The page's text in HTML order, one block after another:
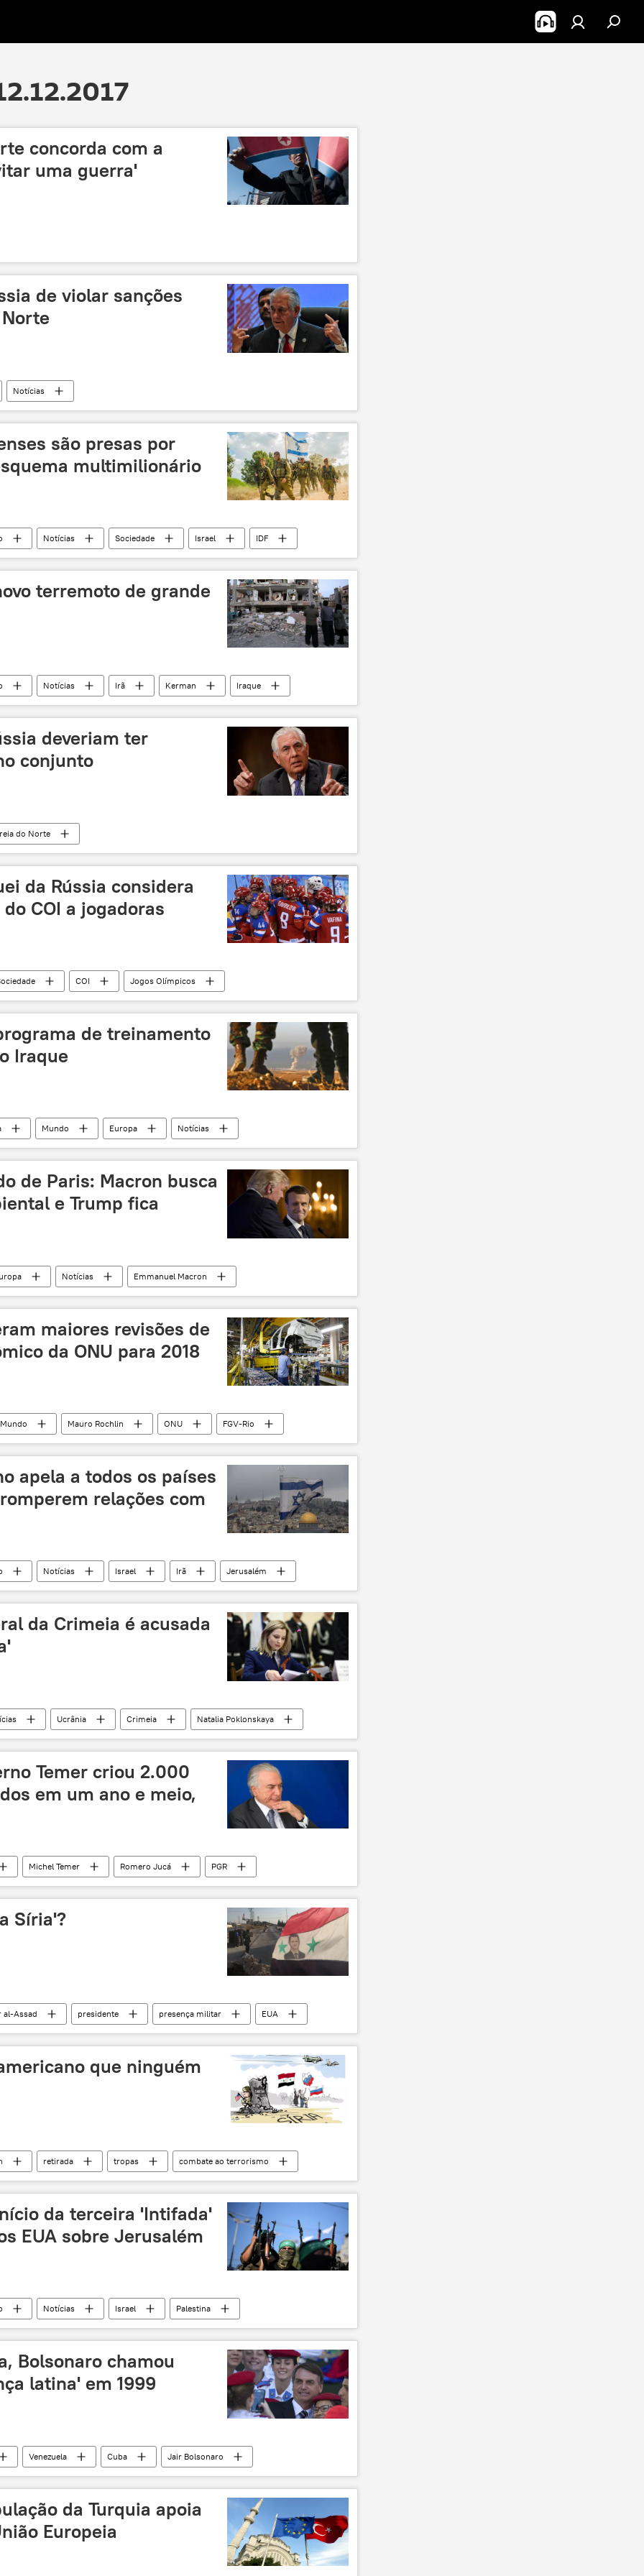
concorda com a
uma guerra'
de violar sanções
Notícias
são presas por
multimilionário
Notícias Sociedade Israel
IDF
desvio esquema
terremoto de grande
Notícias Irã Kerman
Iraque
USGS terremoto abalo sísmico
deveriam ter
conjunto
do Norte
(RPDC)
Rex Tillerson EUA Rússia
da Rússia considera
COI a jogadoras
COI
Jogos Olímpicos
doping esportes Rússia
de treinamento
Iraque
Mundo Europa
Notícias
de Paris: Macron busca
e Trump fica
Notícias
Emmanuel Macron
Enrique Peña Nieto
Barack Obama
EUA
maiores revisões de
da ONU para 2018
Mundo Mauro Rochlin ONU
FGV-Rio
Ministério da Fazenda Conab
economia mundial
apela a todos os países
relações com
Notícias Israel Irã
Jerusalém
capital A aventura da capital de Israel EUA
da Crimeia é acusada
Ucrânia Crimeia
Natalia Poklonskaya
Temer criou 2.000
em um ano e meio,
Michel Temer Romero Jucá
PGR
Abertas política
emendas constitucionais
Síria'?
al-Assad presidente presença militar EUA
que ninguém
retirada tropas
combate ao terrorismo
da terceira 'Intifada'
EUA sobre Jerusalém
Notícias Israel
Palestina
Hamas política violência
Intifada
Bolsonaro chamou
latina' em 1999
Venezuela Cuba
Jair Bolsonaro
Hugo Chávez
Eleições 2018
da Turquia apoia
Europeia